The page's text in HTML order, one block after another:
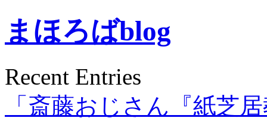
まほろばblog
Recent Entries
「斎藤おじさん『紙芝